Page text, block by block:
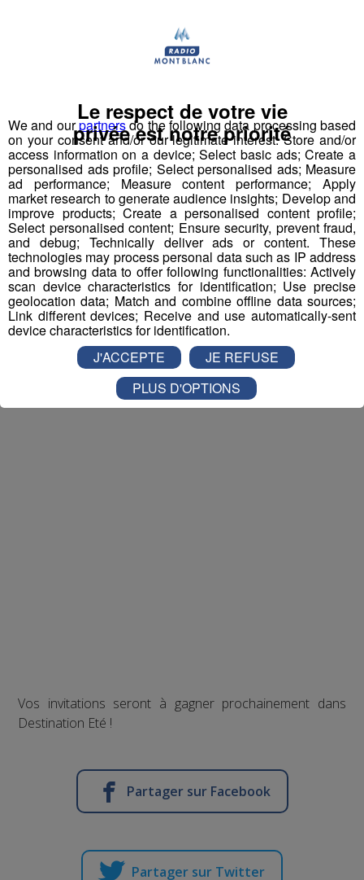
Déstination été ! Une question...une destination !
bon choix entre les 3 réponses pour repartir avec vos
entrées pour un maximum d'activités dans la région !
Inscription par téléphone toute la journée pour
participer aux 2 tirages au sort par jour à 8h45 et 17h45.
Appelez le standard au 04 50 58 24 09
Pour cette semaine on vous offre vos entrées pour vous
et la personne de votre choix pourWALIBI RHONE
ALPES!
Nathan est allé tester pour vous Verticalp Émosson,
dans la Vallée du Trient:
Vos invitations seront à gagner prochainement dans
Destination Eté !
Partager sur Facebook
Partager sur Twitter
We and ourpartnersdo the following data processing based
on your consent and/or our legitimate interest: Store and/or
access information on a device; Select basic ads; Create a
personalised ads profile; Select personalised ads; Measure
ad performance; Measure content performance; Apply
market research to generate audience insights; Develop and
improve products; Create a personalised content profile;
Select personalised content; Ensure security, prevent fraud,
and debug; Technically deliver ads or content. These
technologies may process personal data such as IP address
and browsing data to offer following functionalities: Actively
scan device characteristics for identification; Use precise
geolocation data; Match and combine offline data sources;
Link different devices; Receive and use automatically-sent
device characteristics for identification.
Le respect de votre vie
privée est notre priorité
J'ACCEPTE
JE REFUSE
PLUS D'OPTIONS